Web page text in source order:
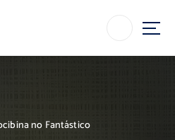
no Fantástico